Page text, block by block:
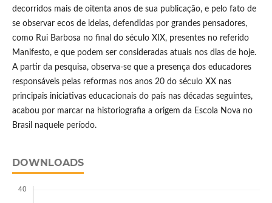
decorridos mais de oitenta anos de sua publicação, e pelo fato de
se observar ecos de ideias, defendidas por grandes pensadores,
como Rui Barbosa no final do século XIX, presentes no referido
Manifesto, e que podem ser consideradas atuais nos dias de hoje.
A partir da pesquisa, observa-se que a presença dos educadores
responsáveis pelas reformas nos anos 20 do século XX nas
principais iniciativas educacionais do país nas décadas seguintes,
acabou por marcar na historiografia a origem da Escola Nova no
Brasil naquele período.
DOWNLOADS